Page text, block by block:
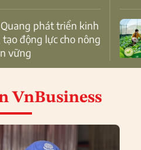
động lực cho nông
vững
VnBusiness